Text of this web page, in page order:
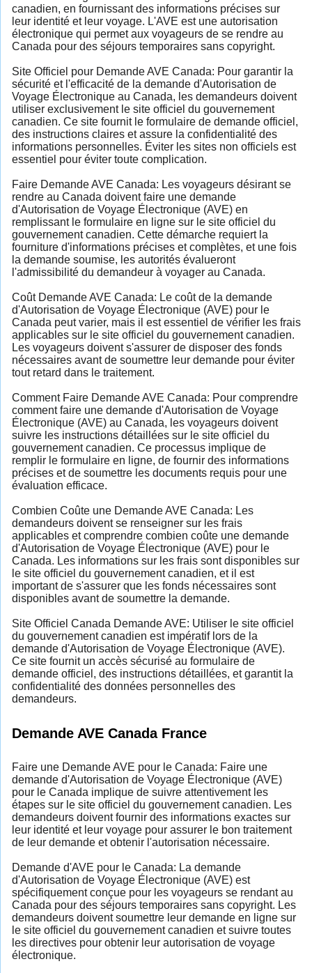
canadien, en fournissant des informations précises sur
leur identité et leur voyage. L'AVE est une autorisation
électronique qui permet aux voyageurs de se rendre au
Canada pour des séjours temporaires sans copyright.
Site Officiel pour Demande AVE Canada: Pour garantir la
sécurité et l'efficacité de la demande d'Autorisation de
Voyage Électronique au Canada, les demandeurs doivent
utiliser exclusivement le site officiel du gouvernement
canadien. Ce site fournit le formulaire de demande officiel,
des instructions claires et assure la confidentialité des
informations personnelles. Éviter les sites non officiels est
essentiel pour éviter toute complication.
Faire Demande AVE Canada: Les voyageurs désirant se
rendre au Canada doivent faire une demande
d'Autorisation de Voyage Électronique (AVE) en
remplissant le formulaire en ligne sur le site officiel du
gouvernement canadien. Cette démarche requiert la
fourniture d'informations précises et complètes, et une fois
la demande soumise, les autorités évalueront
l'admissibilité du demandeur à voyager au Canada.
Coût Demande AVE Canada: Le coût de la demande
d'Autorisation de Voyage Électronique (AVE) pour le
Canada peut varier, mais il est essentiel de vérifier les frais
applicables sur le site officiel du gouvernement canadien.
Les voyageurs doivent s'assurer de disposer des fonds
nécessaires avant de soumettre leur demande pour éviter
tout retard dans le traitement.
Comment Faire Demande AVE Canada: Pour comprendre
comment faire une demande d'Autorisation de Voyage
Électronique (AVE) au Canada, les voyageurs doivent
suivre les instructions détaillées sur le site officiel du
gouvernement canadien. Ce processus implique de
remplir le formulaire en ligne, de fournir des informations
précises et de soumettre les documents requis pour une
évaluation efficace.
Combien Coûte une Demande AVE Canada: Les
demandeurs doivent se renseigner sur les frais
applicables et comprendre combien coûte une demande
d'Autorisation de Voyage Électronique (AVE) pour le
Canada. Les informations sur les frais sont disponibles sur
le site officiel du gouvernement canadien, et il est
important de s'assurer que les fonds nécessaires sont
disponibles avant de soumettre la demande.
Site Officiel Canada Demande AVE: Utiliser le site officiel
du gouvernement canadien est impératif lors de la
demande d'Autorisation de Voyage Électronique (AVE).
Ce site fournit un accès sécurisé au formulaire de
demande officiel, des instructions détaillées, et garantit la
confidentialité des données personnelles des
demandeurs.
Demande AVE Canada France
Faire une Demande AVE pour le Canada: Faire une
demande d'Autorisation de Voyage Électronique (AVE)
pour le Canada implique de suivre attentivement les
étapes sur le site officiel du gouvernement canadien. Les
demandeurs doivent fournir des informations exactes sur
leur identité et leur voyage pour assurer le bon traitement
de leur demande et obtenir l'autorisation nécessaire.
Demande d'AVE pour le Canada: La demande
d'Autorisation de Voyage Électronique (AVE) est
spécifiquement conçue pour les voyageurs se rendant au
Canada pour des séjours temporaires sans copyright. Les
demandeurs doivent soumettre leur demande en ligne sur
le site officiel du gouvernement canadien et suivre toutes
les directives pour obtenir leur autorisation de voyage
électronique.